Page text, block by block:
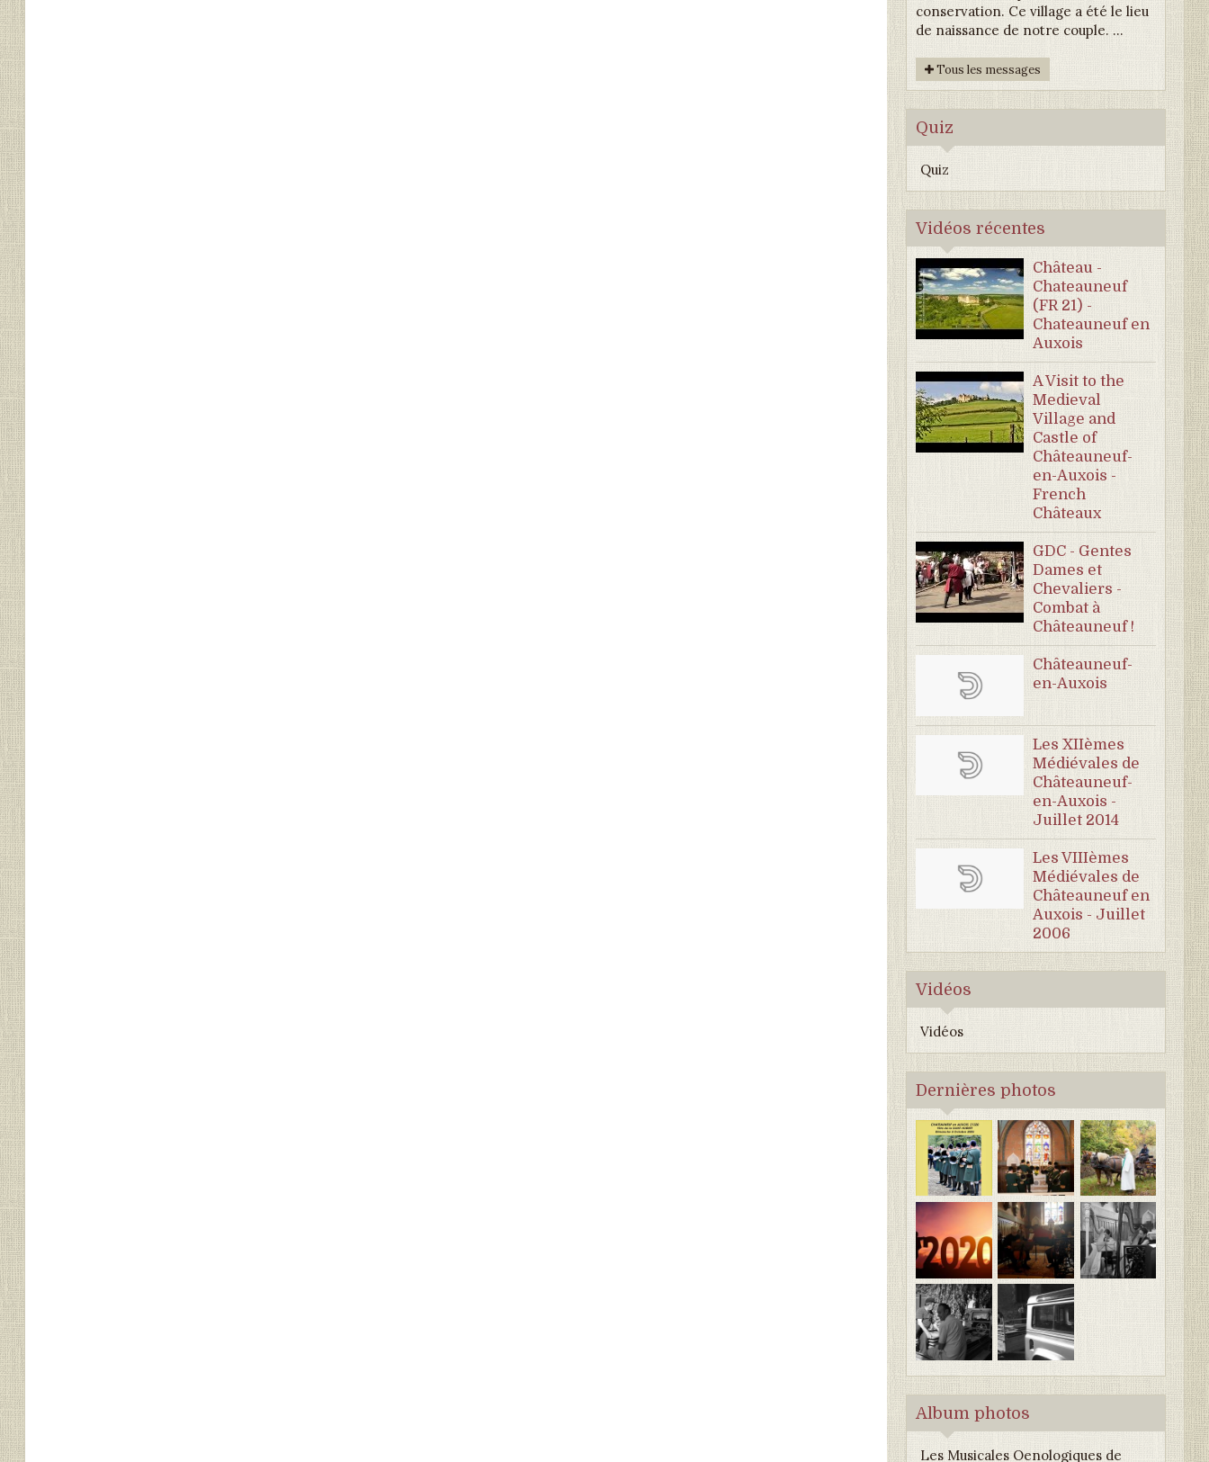
conservation. Ce village a été le lieu
de naissance de notre couple. ...
Tous les messages
Quiz
Quiz
Vidéos récentes
Château -
Chateauneuf
(FR 21) -
Chateauneuf en
Auxois
A Visit to the
Medieval
Village and
Castle of
Châteauneuf-
en-Auxois -
French
Châteaux
GDC - Gentes
Dames et
Chevaliers -
Combat à
Châteauneuf !
Châteauneuf-
en-Auxois
Les XIIèmes
Médiévales de
Châteauneuf-
en-Auxois -
Juillet 2014
Les VIIIèmes
Médiévales de
Châteauneuf en
Auxois - Juillet
2006
Vidéos
Vidéos
Dernières photos
Album photos
Les Musicales Oenologiques de